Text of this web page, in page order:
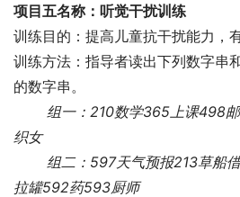
项目五名称：听觉干扰训练
训练目的：提高儿童抗干扰能力，
训练方法：指导者读出下列数字串
的数字串。
组一：210数学365上课498
织女
拉罐592药593厨师